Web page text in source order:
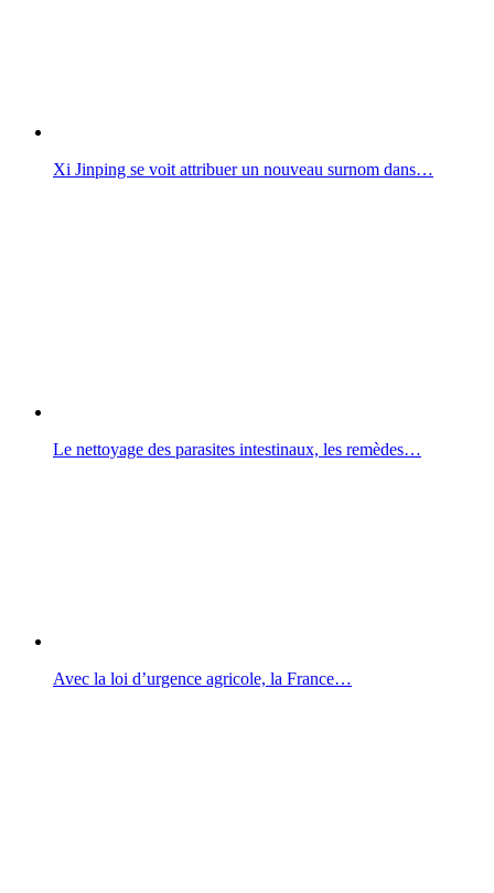
Xi Jinping se voit attribuer un nouveau surnom dans…
Le nettoyage des parasites intestinaux, les remèdes…
Avec la loi d’urgence agricole, la France…